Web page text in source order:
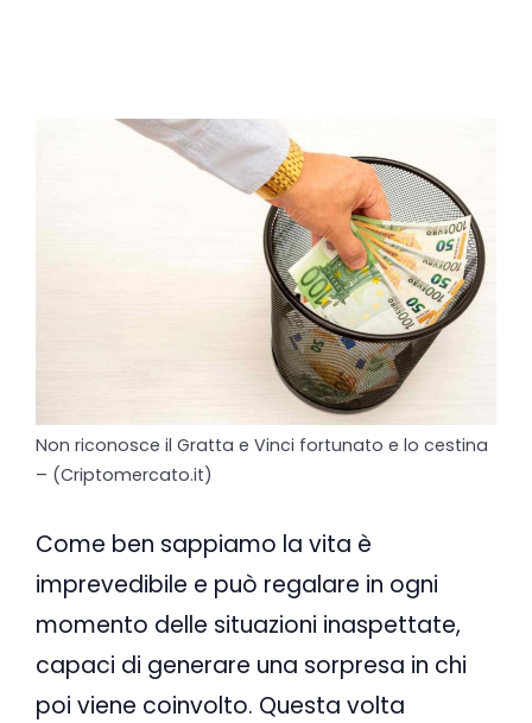
Non riconosce il Gratta e Vinci fortunato e lo cestina
– (Criptomercato.it)
Come ben sappiamo la vita è
imprevedibile e può regalare in ogni
momento delle situazioni inaspettate,
capaci di generare una sorpresa in chi
poi viene coinvolto. Questa volta